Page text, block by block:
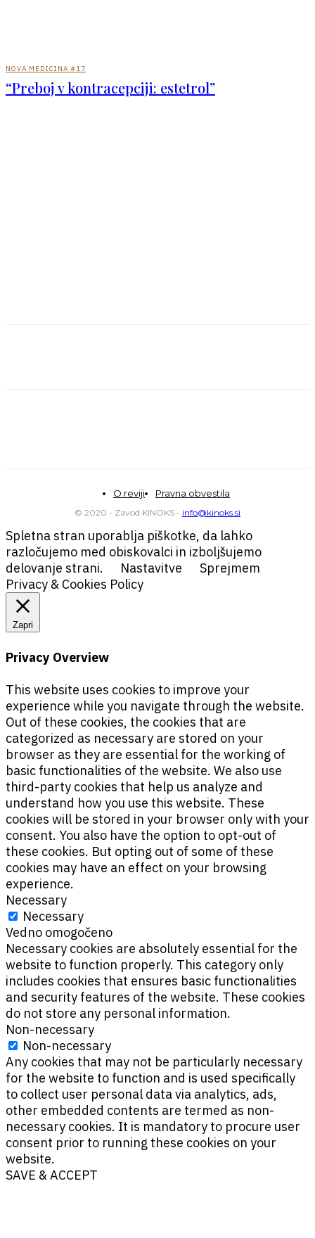
NOVA MEDICINA #17
“Preboj v kontracepciji: estetrol”
O reviji Pravna obvestila
© 2020 - Zavod KINOKS - info@kinoks.si
Spletna stran uporablja piškotke, da lahko
razločujemo med obiskovalci in izboljšujemo
delovanje strani.
Nastavitve
Sprejmem
Privacy & Cookies Policy
Zapri
Privacy Overview
This website uses cookies to improve your
experience while you navigate through the website.
Out of these cookies, the cookies that are
categorized as necessary are stored on your
browser as they are essential for the working of
basic functionalities of the website. We also use
third-party cookies that help us analyze and
understand how you use this website. These
cookies will be stored in your browser only with your
consent. You also have the option to opt-out of
these cookies. But opting out of some of these
cookies may have an effect on your browsing
experience.
Necessary
Necessary
Vedno omogočeno
Necessary cookies are absolutely essential for the
website to function properly. This category only
includes cookies that ensures basic functionalities
and security features of the website. These cookies
do not store any personal information.
Non-necessary
Non-necessary
Any cookies that may not be particularly necessary
for the website to function and is used specifically
to collect user personal data via analytics, ads,
other embedded contents are termed as non-
necessary cookies. It is mandatory to procure user
consent prior to running these cookies on your
website.
SAVE & ACCEPT